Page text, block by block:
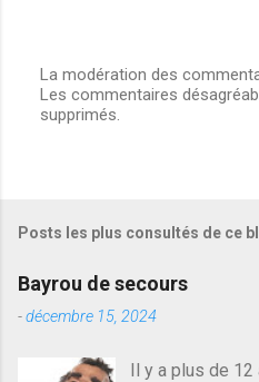
E
n
t
e
r
u
La modération des
Les commentaires
supprimés.
Posts les plus consultés de ce
Bayrou de secours
-décembre 15, 2024
Il y a plus de 12